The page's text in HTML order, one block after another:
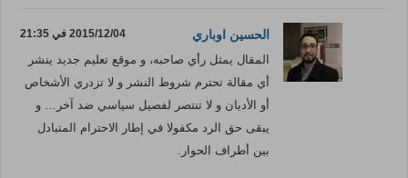
الحسين اوباري 2015/12/04 في 21:35
المقال يمثل رأي صاحبه، و موقع تعليم جديد ينشر
أي مقالة تحترم شروط النشر و لا تزدري الأشخاص
أو الأديان و لا تنتصر لفصيل سياسي ضد آخر… و
يبقى حق الرد مكفولا في إطار الاحترام المتبادل
بين أطراف الحوار.